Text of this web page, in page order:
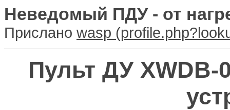
Неведомый ПДУ - от
Прислано wasp
Пульт ДУ XWDB-